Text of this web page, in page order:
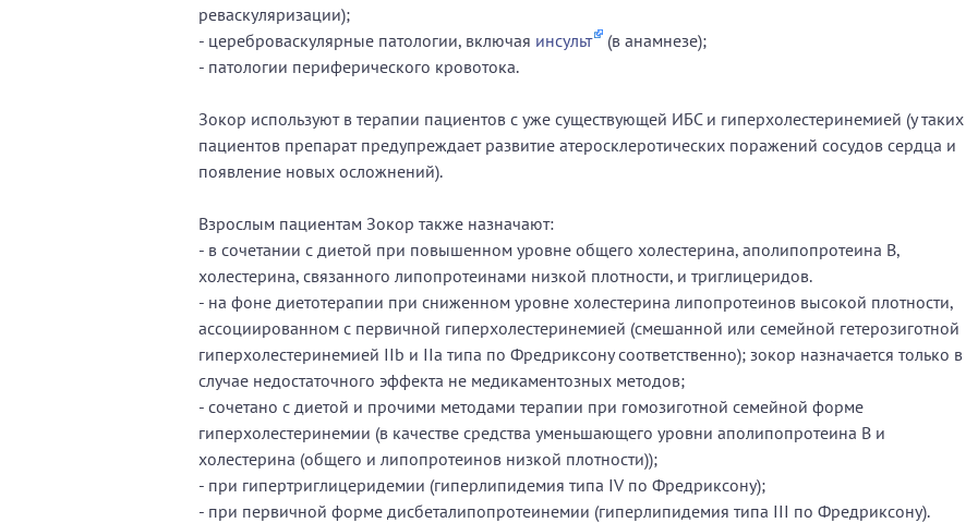
реваскуляризации);
- цереброваскулярные патологии, включая инсульт
(в анамнезе);
- патологии периферического кровотока.
Зокор используют в терапии пациентов с уже существующей ИБС и гиперхолестеринемией (у таких
пациентов препарат предупреждает развитие атеросклеротических поражений сосудов сердца и
появление новых осложнений).
Взрослым пациентам Зокор также назначают:
- в сочетании с диетой при повышенном уровне общего холестерина, аполипопротеина В,
холестерина, связанного липопротеинами низкой плотности, и триглицеридов.
- на фоне диетотерапии при сниженном уровне холестерина липопротеинов высокой плотности,
ассоциированном с первичной гиперхолестеринемией (смешанной или семейной гетерозиготной
гиперхолестеринемией IIb и IIa типа по Фредриксону соответственно); зокор назначается только в
случае недостаточного эффекта не медикаментозных методов;
- сочетано с диетой и прочими методами терапии при гомозиготной семейной форме
гиперхолестеринемии (в качестве средства уменьшающего уровни аполипопротеина В и
холестерина (общего и липопротеинов низкой плотности));
- при гипертриглицеридемии (гиперлипидемия типа IV по Фредриксону);
- при первичной форме дисбеталипопротеинемии (гиперлипидемия типа III по Фредриксону).